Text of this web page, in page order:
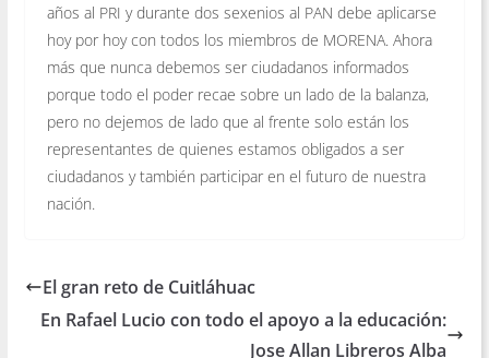
años al PRI y durante dos sexenios al PAN debe aplicarse
hoy por hoy con todos los miembros de MORENA. Ahora
más que nunca debemos ser ciudadanos informados
porque todo el poder recae sobre un lado de la balanza,
pero no dejemos de lado que al frente solo están los
representantes de quienes estamos obligados a ser
ciudadanos y también participar en el futuro de nuestra
nación.
El gran reto de Cuitláhuac
En Rafael Lucio con todo el apoyo a la educación:
Jose Allan Libreros Alba